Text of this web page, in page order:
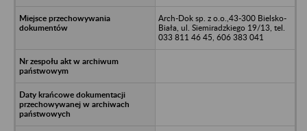
Arch-Dok sp. z o.o.,43-300 Bielsko-
Biała, ul. Siemiradzkiego 19/13, tel.
033 811 46 45, 606 383 041